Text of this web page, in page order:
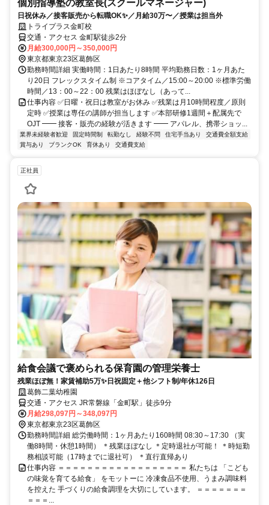
個別指導塾の教室長(スクールマネージャー)
日祝休み／接客販売から転職OK✨／月給30万〜／授業は担当外
トライプラス金町校
交通・アクセス 金町駅徒歩2分
月給300,000円～350,000円
東京都東京23区葛飾区
勤務時間詳細 実働時間：1日あたり8時間 平均勤務日数：1ヶ月あた
り20日 フレックスタイム制 ※コアタイム／15:00～20:00 ※標準労働
時間／13：00～22：00 残業はほぼなし（あって...
仕事内容 ✅日曜・祝日は教室がお休み ✅残業は月10時間程度／原則
定時 ✅授業は専任の講師が担当します ✅本部研修1週間＋配属先で
OJT ━━ 接客・販売の経験が活きます ━━ アパレル、携帯ショッ...
業界未経験者歓迎 固定時間制 転勤なし 経験不問 住宅手当あり
交通費全額支給
賞与あり
ブランクOK 育休あり 交通費支給
正社員
給食会議で褒められる保育園の管理栄養士
残業ほぼ無！家賃補助5万✨日祝固定＋他シフト制/年休126日
葛飾二葉幼稚園
交通・アクセス JR常磐線「金町駅」徒歩9分
月給298,097円～348,097円
東京都東京23区葛飾区
勤務時間詳細 総労働時間：1ヶ月あたり160時間 08:30～17:30 （実
働8時間・休憩1時間） ＊残業ほぼなし ＊定時退社が可能！ ＊時短勤
務相談可能（17時までに退社可） ＊直行直帰あり
仕事内容 ＝＝＝＝＝＝＝＝＝＝＝＝＝＝＝＝＝＝ 私たちは 「こども
の味覚を育てる給食」 をモットーに 冷凍食品不使用、うまみ調味料
を控えた 手づくりの給食調理を大切にしています。 ＝＝＝＝＝＝＝
＝＝＝...